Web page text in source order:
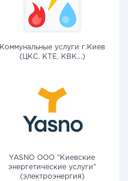
Коммунальные услуги г.Киев
(ЦКС, КТЕ, КВК...)
YASNO OOO "Киевские
энергетические услуги"
(электроэнергия)